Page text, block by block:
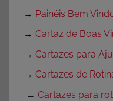
→ Painéis Bem
→ Cartaz de Boas
→ Cartazes para
→ Cartazes de
→ Cartazes para